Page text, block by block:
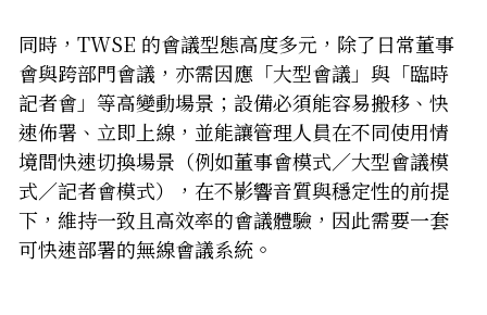
同時，TWSE 的會議型態高度多元，除了日常董事
會與跨部門會議，亦需因應「大型會議」與「臨時
記者會」等高變動場景；設備必須能容易搬移、快
速佈署、立即上線，並能讓管理人員在不同使用情
境間快速切換場景（例如董事會模式／大型會議模
式／記者會模式），在不影響音質與穩定性的前提
下，維持一致且高效率的會議體驗， 因此需要一套
可快速部署的無線會議系統。